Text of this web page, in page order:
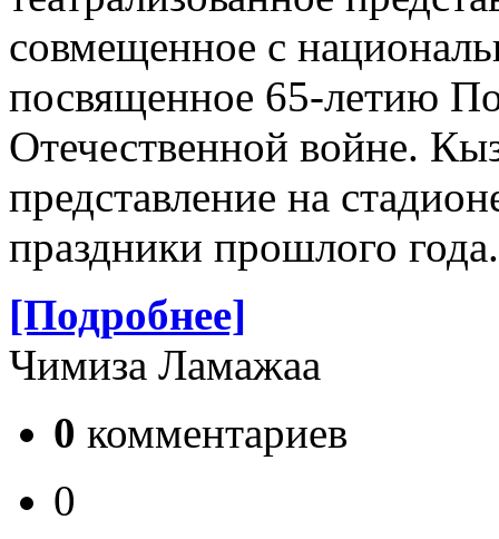
совмещенное с
посвященное 65-летию
Отечественной войне.
представление на
праздники прошлого года.
[Подробнее]
Чимиза Ламажаа
0 комментариев
0